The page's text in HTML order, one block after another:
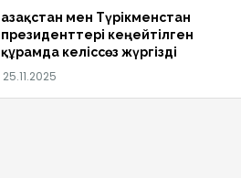
Қазақстан мен Түрікменстан
президенттері кеңейтілген
құрамда келіссөз жүргізді